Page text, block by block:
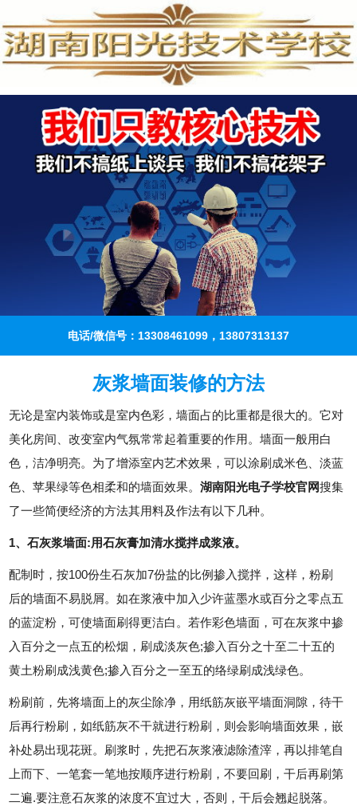
电话/微信号：13308461099，13807313137
灰浆墙面装修的方法
无论是室内装饰或是室内色彩，墙面占的比重都是很大的。它对
美化房间、改变室内气氛常常起着重要的作用。墙面一般用白
色，洁净明亮。为了增添室内艺术效果，可以涂刷成米色、淡蓝
色、苹果绿等色相柔和的墙面效果。湖南阳光电子学校官网搜集
了一些简便经济的方法其用料及作法有以下几种。
1、石灰浆墙面:用石灰膏加清水搅拌成浆液。
配制时，按100份生石灰加7份盐的比例掺入搅拌，这样，粉刷
后的墙面不易脱屑。如在浆液中加入少许蓝墨水或百分之零点五
的蓝淀粉，可使墙面刷得更洁白。若作彩色墙面，可在灰浆中掺
入百分之一点五的松烟，刷成淡灰色;掺入百分之十至二十五的
黄土粉刷成浅黄色;掺入百分之一至五的络绿刷成浅绿色。
粉刷前，先将墙面上的灰尘除净，用纸筋灰嵌平墙面洞隙，待干
后再行粉刷，如纸筋灰不干就进行粉刷，则会影响墙面效果，嵌
补处易出现花斑。刷浆时，先把石灰浆液滤除渣滓，再以排笔自
上而下、一笔套一笔地按顺序进行粉刷，不要回刷，干后再刷第
二遍.要注意石灰浆的浓度不宜过大，否则，干后会翘起脱落。